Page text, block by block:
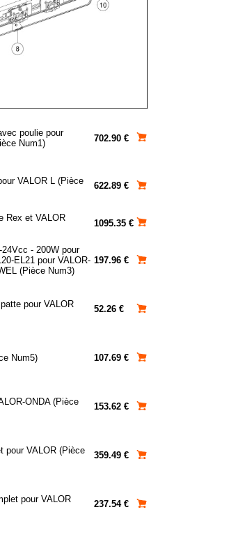
poulie pour
Num1)
702.90 €
VALOR L (Pièce
622.89 €
Rex et VALOR
1095.35 €
- 200W pour
EL21 pour VALOR-
(Pièce Num3)
197.96 €
pour VALOR
52.26 €
Num5) 107.69 €
ONDA (Pièce
153.62 €
pour VALOR (Pièce
359.49 €
pour VALOR
237.54 €